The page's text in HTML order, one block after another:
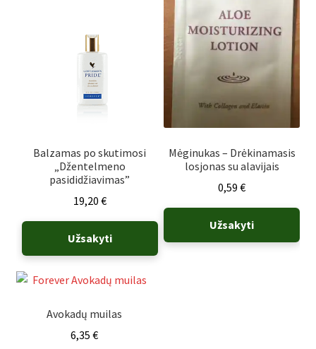
Balzamas po skutimosi
„Džentelmeno
pasididžiavimas”
19,20 €
Užsakyti
Mėginukas – Drėkinamasis
losjonas su alavijais
0,59€
Užsakyti
Avokadų muilas
6,35 €